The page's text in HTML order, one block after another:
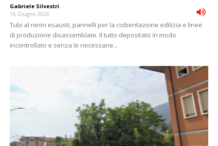
Gabriele Silvestri -
16 Giugno 2026
Tubi al neon esausti, pannelli per la coibentazione edilizia e linee
di produzione disassemblate. Il tutto depositato in modo
incontrollato e senza le necessarie...